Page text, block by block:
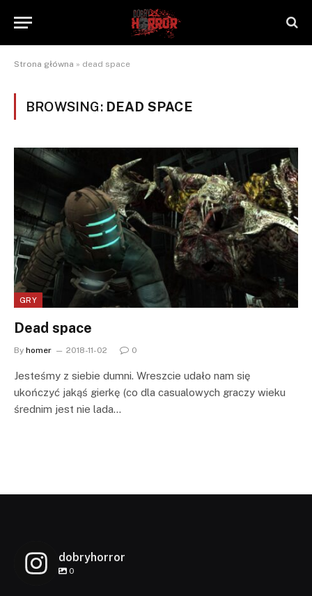
Strona główna » dead space
BROWSING: DEAD SPACE
GRY
Dead space
By homer 2018-11-02 0
Jesteśmy z siebie dumni. Wreszcie udało nam się
ukończyć jakąś gierkę (co dla casualowych graczy wieku
średnim jest nie lada…
dobryhorror
0